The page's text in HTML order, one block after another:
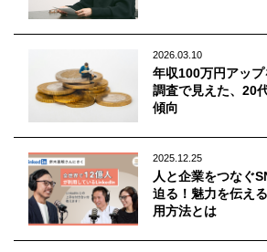
2026.03.10
年収100万円アップ
調査で見えた、20
傾向
2025.12.25
人と企業をつなぐ
迫る！魅力を伝え
用方法とは